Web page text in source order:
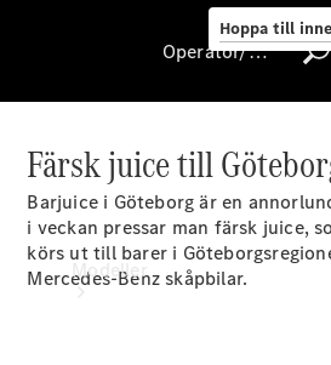
Hoppa till
Operatör/skydd
av
personuppgifter
Modeller
Operatör/skydd av personuppgifter
Färsk juice till
Barjuice i Göteborg är en
i veckan pressar man färsk juice,
körs ut till barer i
Mercedes-Benz skåpbilar.